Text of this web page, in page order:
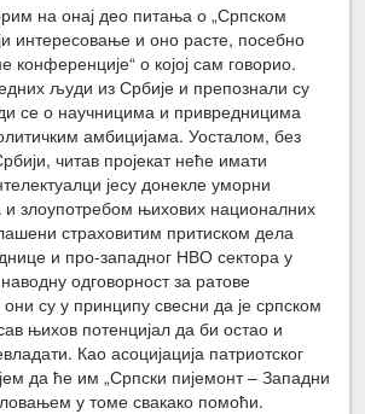
на онај део питања о „Српском
интересовање и оно расте, посебно
конференције“ о којој сам говорио.
људи из Србије и препознали су
се о научницима и привредницима
амбицијама. Уосталом, без
читав пројекат неће имати
јесу донекле уморни
и злоупотребом њихових националних
страховитим притиском дела
и про-западног НВО сектора у
одговорност за ратове
су у принципу свесни да је српском
њихов потенцијал да би остао и
Као асоцијација патриотског
да ће им „Српски пијемонт – Западни
у томе свакако помоћи.